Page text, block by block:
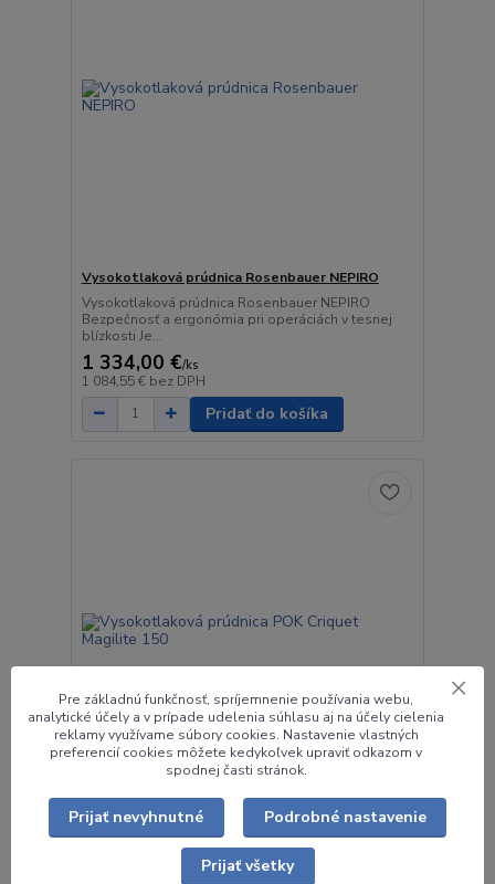
Vysokotlaková prúdnica Rosenbauer NEPIRO
Vysokotlaková prúdnica Rosenbauer NEPIRO
Bezpečnosť a ergonómia pri operáciách v tesnej
blízkosti Je...
1 334,00 €/ks
1 084,55 € bez DPH
Pridať do košíka
Vysokotlaková prúdnica POK Criquet Magilite
150
Nová vysokotlaková prúdnica z dielne POK s
dôrazom na ľahké a presné ovládanie a komfort
Pre základnú funkčnosť, spríjemnenie používania webu,
analytické účely a v prípade udelenia súhlasu aj na účely cielenia
reklamy využívame súbory cookies. Nastavenie vlastných
preferencií cookies môžete kedykoľvek upraviť odkazom v
spodnej časti stránok.
Prijať nevyhnutné Podrobné nastavenie
Prijať všetky